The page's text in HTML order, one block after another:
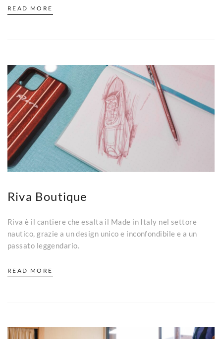
READ MORE
Riva Boutique
Riva è il cantiere che esalta il Made in Italy nel settore
nautico, grazie a un design unico e inconfondibile e a un
passato leggendario.
READ MORE